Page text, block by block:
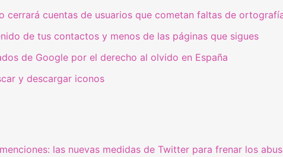
cerrará cuentas de usuarios que cometan faltas de
de tus contactos y menos de las páginas que sigues
de Google por el derecho al olvido en España
y descargar iconos
las nuevas medidas de Twitter para frenar los